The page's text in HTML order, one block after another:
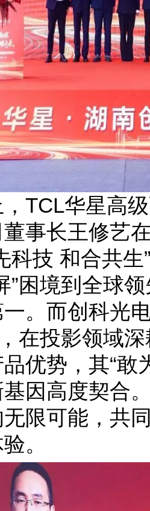
TCL华星高
事长王修艺
科技 和合共
”困境到全球
。而创科光
在投影领域
优势，其“敢
因高度契合
限可能，共
。